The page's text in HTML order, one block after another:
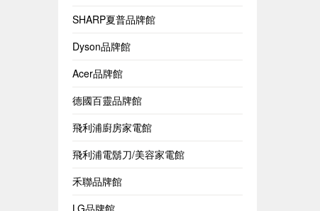
SHARP夏普品牌館
Dyson品牌館
Acer品牌館
德國百靈品牌館
飛利浦廚房家電館
飛利浦電鬍刀/美容家電館
禾聯品牌館
LG品牌館